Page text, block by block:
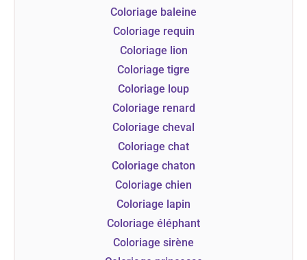
Coloriage baleine
Coloriage requin
Coloriage lion
Coloriage tigre
Coloriage loup
Coloriage renard
Coloriage cheval
Coloriage chat
Coloriage chaton
Coloriage chien
Coloriage lapin
Coloriage éléphant
Coloriage sirène